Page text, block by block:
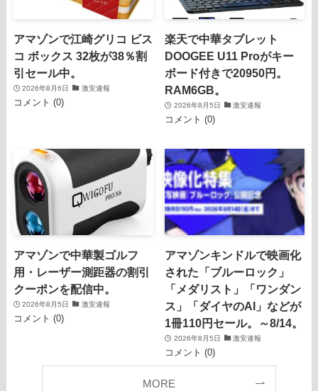
アマゾンで江崎グリコ ビス
コ ボックス 32枚が38％割
引セール中。
2026年8月6日 激安速報
コメント (0)
楽天で中華タブレット
DOOGEE U11 Proがキー
ボード付きで20950円。
RAM6GB。
2026年8月5日 激安速報
コメント (0)
アマゾンで中華製ゴルフ
用・レーザー測距器の割引
クーポンを配信中。
2026年8月5日 激安速報
コメント (0)
アマゾンキンドルで映画化
された「ブルーロック」
「メダリスト」「ワンダン
ス」「ダイヤのAI」などが
1冊110円セール。～8/14。
2026年8月5日 激安速報
コメント (0)
MORE